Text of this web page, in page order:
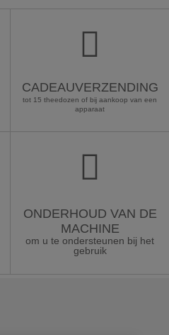
CADEAUVERZENDING
tot 15 theedozen of bij aankoop van een
apparaat
ONDERHOUD VAN DE
MACHINE
om u te ondersteunen bij het
gebruik